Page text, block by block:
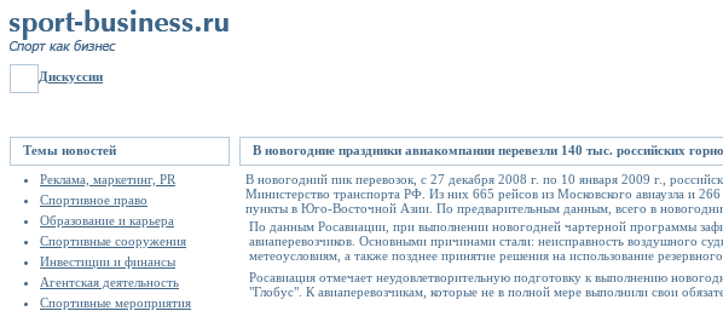
Дискуссии
Темы новостей
Реклама, маркетинг, PR
Спортивное право
Образование и карьера
Спортивные сооружения
Инвестиции и финансы
Агентская деятельность
Спортивные мероприятия
В новогодние праздники авиакомпании перевезли 140 тыс. российских
В новогодний пик перевозок, с 27 декабря 2008 г. по 10 января 2009 г.,
Министерство транспорта РФ. Из них 665 рейсов из Московского авиаузла и
пункты в Юго-Восточной Азии. По предварительным данным, всего в
По данным Росавиации, при выполнении новогодней чартерной программы
авиаперевозчиков. Основными причинами стали: неисправность воздушного
метеоусловиям, а также позднее принятие решения на использование
Росавиация отмечает неудовлетворительную подготовку к выполнению
"Глобус". К авиаперевозчикам, которые не в полной мере выполнили свои